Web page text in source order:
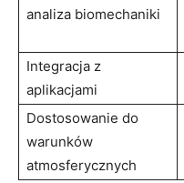
analiza biomechaniki
Integracja z
aplikacjami
Dostosowanie do
warunków
atmosferycznych